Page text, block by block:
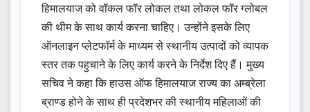
हिमालयाज को वॉकल फॉर लोकल तथा लोकल फॉर ग्लोबल
की थीम के साथ कार्य करना चाहिए। उन्होंने इसके लिए
ऑनलाइन प्लेटफॉर्म के माध्यम से स्थानीय उत्पादों को व्यापक
स्तर तक पहुचाने के लिए कार्य करने के निर्देश दिए हैं। मुख्य
सचिव ने कहा कि हाउस ऑफ हिमालयाज राज्य का अम्ब्रेला
ब्राण्ड होने के साथ ही प्रदेशभर की स्थानीय महिलाओं की